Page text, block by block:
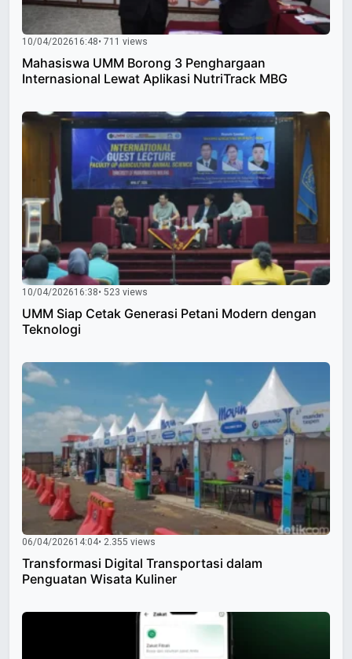
10/04/202616:48• 711 views
Mahasiswa UMM Borong 3 Penghargaan
Internasional Lewat Aplikasi NutriTrack MBG
10/04/202616:38• 523 views
UMM Siap Cetak Generasi Petani Modern dengan
Teknologi
06/04/202614:04• 2.355 views
Transformasi Digital Transportasi dalam
Penguatan Wisata Kuliner